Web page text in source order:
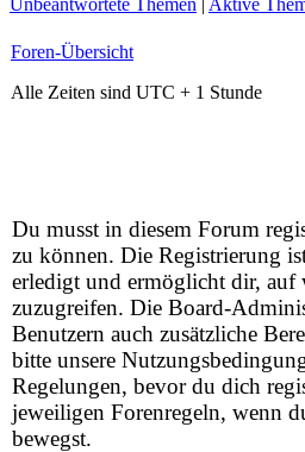
Unbeantwortete Themen | Aktive
Foren-Übersicht
Alle Zeiten sind UTC + 1 Stunde
Du musst in diesem Forum
zu können. Die Registrierung
erledigt und ermöglicht dir, auf
zuzugreifen. Die Board-
Benutzern auch zusätzliche
bitte unsere
Regelungen, bevor du dich
jeweiligen Forenregeln, wenn
bewegst.